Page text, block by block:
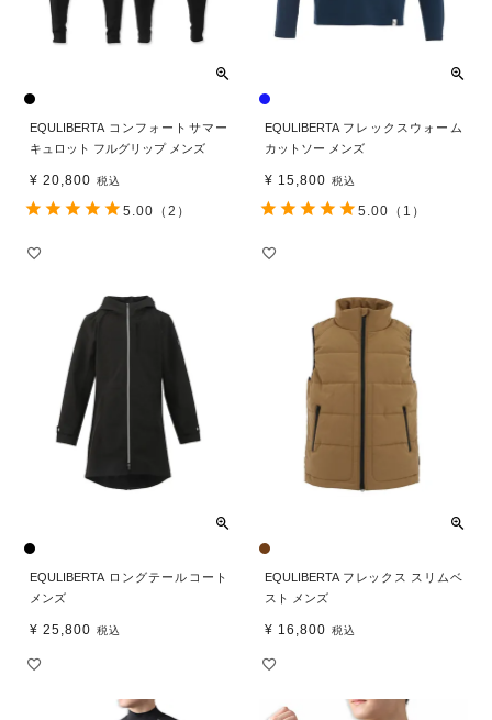
EQULIBERTA コンフォートサマー
キュロット フルグリップ メンズ
¥ 20,800 税込
5.00 （2）
EQULIBERTA フレックスウォーム
カットソー メンズ
¥ 15,800 税込
5.00 （1）
EQULIBERTA ロングテールコート
メンズ
¥ 25,800 税込
EQULIBERTA フレックス スリムベ
スト メンズ
¥ 16,800 税込